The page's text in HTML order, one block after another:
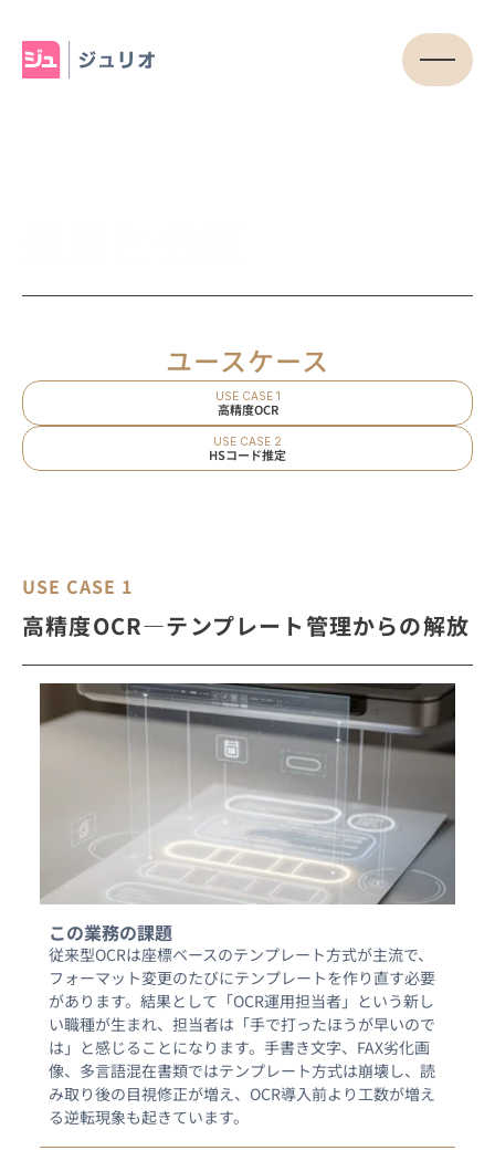
ユースケース
USE CASE 1
高精度OCR
USE CASE 2
HSコード推定
USE CASE 1
高精度OCR―テンプレート管理からの解放
この業務の課題
従来型OCRは座標ベースのテンプレート方式が主流で、
フォーマット変更のたびにテンプレートを作り直す必要
があります。結果として「OCR運用担当者」という新し
い職種が生まれ、担当者は「手で打ったほうが早いので
は」と感じることになります。手書き文字、FAX劣化画
像、多言語混在書類ではテンプレート方式は崩壊し、読
み取り後の目視修正が増え、OCR導入前より工数が増え